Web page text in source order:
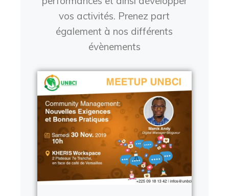
vos activités. Prenez part
également à nos différents
évènements
.